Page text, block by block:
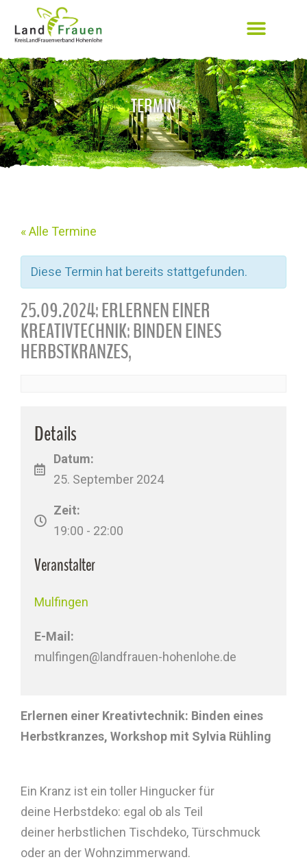
TERMIN
« Alle Termine
Diese Termin hat bereits stattgefunden.
25.09.2024: ERLERNEN EINER
KREATIVTECHNIK: BINDEN EINES
HERBSTKRANZES,
Details
Datum:
25. September 2024
Zeit:
19:00 - 22:00
Veranstalter
Mulfingen
E-Mail:
mulfingen@landfrauen-hohenlohe.de
Erlernen einer Kreativtechnik: Binden eines
Herbstkranzes, Workshop mit Sylvia Rühling
Ein Kranz ist ein toller Hingucker für
deine Herbstdeko: egal ob als Teil
deiner herbstlichen Tischdeko, Türschmuck
oder an der Wohnzimmerwand.